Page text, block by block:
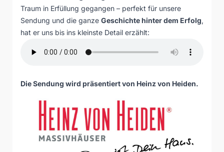
Traum in Erfüllung gegangen – perfekt für unsere
Sendung und die ganze Geschichte hinter dem Erfolg,
hat er uns bis ins kleinste Detail erzählt:
Die Sendung wird präsentiert von Heinz von Heiden.